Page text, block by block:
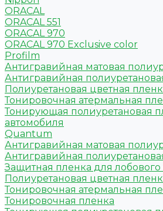
ORACAL
ORACAL 551
ORACAL 970
ORACAL 970 Exclusive color
Profilm
Антигравийная матовая
Антигравийная
Полиуретановая цветная
Тонировочная атермальная
Тонирующая полиуретановая
автомобиля
Quantum
Антигравийная матовая
Антигравийная
Защитная пленка для лобового
Полиуретановая цветная
Тонировочная атермальная
Тонировочная пленка